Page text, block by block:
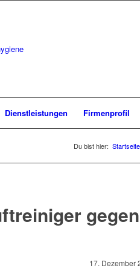
Dienstleistungen Firmenprofil
Du bist hier: Startseite
17. Dezember